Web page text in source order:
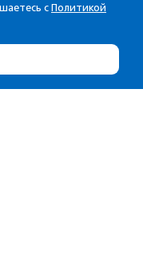
с Политикой